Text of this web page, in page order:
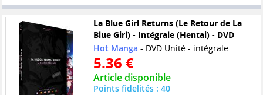
La Blue Girl Returns (Le Retour de La
Blue Girl) - Intégrale (Hentai) - DVD
Hot Manga - DVD Unité - intégrale
5.36 €
Article disponible
Points fidelités : 40